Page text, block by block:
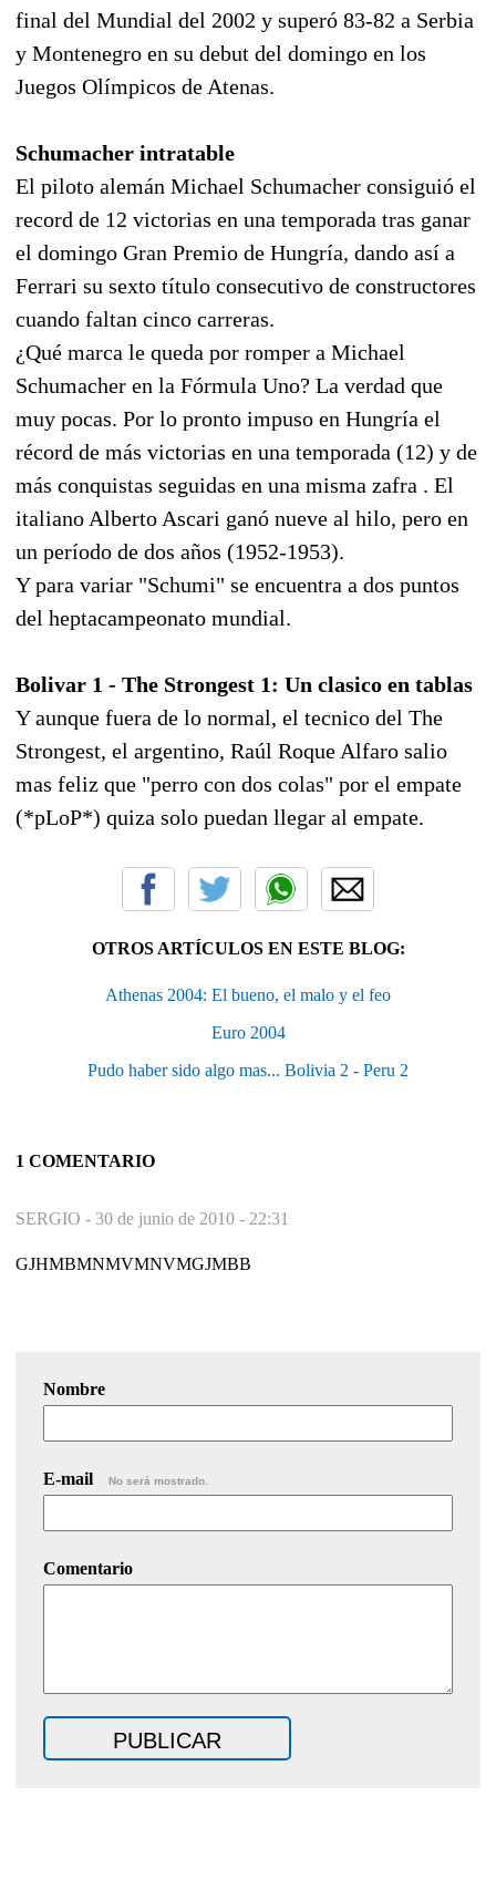
final del Mundial del 2002 y superó 83-82 a Serbia
y Montenegro en su debut del domingo en los
Juegos Olímpicos de Atenas.
Schumacher intratable
El piloto alemán Michael Schumacher consiguió el
record de 12 victorias en una temporada tras ganar
el domingo Gran Premio de Hungría, dando así a
Ferrari su sexto título consecutivo de constructores
cuando faltan cinco carreras.
¿Qué marca le queda por romper a Michael
Schumacher en la Fórmula Uno? La verdad que
muy pocas. Por lo pronto impuso en Hungría el
récord de más victorias en una temporada (12) y de
más conquistas seguidas en una misma zafra . El
italiano Alberto Ascari ganó nueve al hilo, pero en
un período de dos años (1952-1953).
Y para variar "Schumi" se encuentra a dos puntos
del heptacampeonato mundial.
Bolivar 1 - The Strongest 1: Un clasico en tablas
Y aunque fuera de lo normal, el tecnico del The
Strongest, el argentino, Raúl Roque Alfaro salio
mas feliz que "perro con dos colas" por el empate
(*pLoP*) quiza solo puedan llegar al empate.
OTROS ARTÍCULOS EN ESTE BLOG:
Athenas 2004: El bueno, el malo y el feo
Euro 2004
Pudo haber sido algo mas... Bolivia 2 - Peru 2
1 COMENTARIO
SERGIO - 30 de junio de 2010 - 22:31
GJHMBMNMVMNVMGJMBB
Nombre
E-mail No será mostrado.
Comentario